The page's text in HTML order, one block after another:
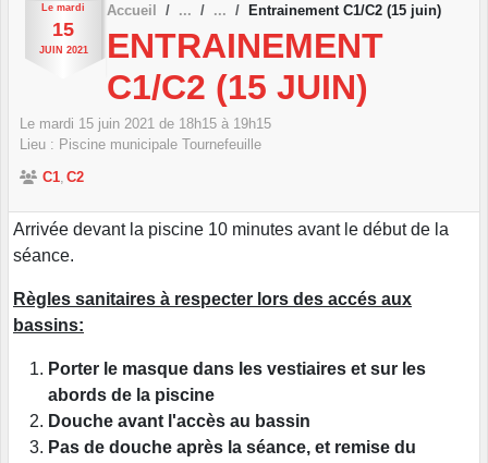
Le mardi
15
JUIN 2021
Accueil Entrainement C1/C2 (15 juin)
ENTRAINEMENT
C1/C2 (15 JUIN)
Le mardi 15 juin 2021 de 18h15 à 19h15
Lieu : Piscine municipale Tournefeuille
C1 C2
Arrivée devant la piscine 10 minutes avant le début de la
séance.
Règles sanitaires à respecter lors des accés aux
bassins:
Porter le masque dans les vestiaires et sur les
abords de la piscine
Douche avant l'accès au bassin
Pas de douche après la séance, et remise du